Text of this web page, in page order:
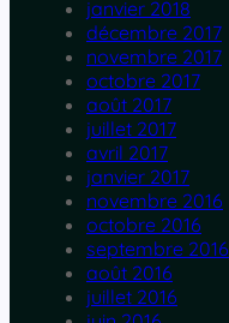
janvier 2018
décembre 2017
novembre 2017
octobre 2017
août 2017
juillet 2017
avril 2017
janvier 2017
novembre 2016
octobre 2016
septembre 2016
août 2016
juillet 2016